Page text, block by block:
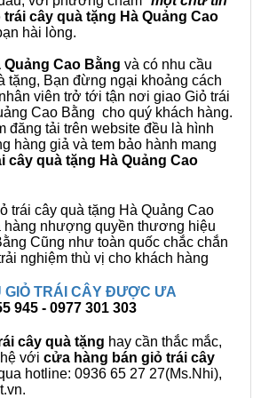
trái cây quà tặng Hà Quảng Cao
hài lòng.
Quảng Cao Bằng và có nhu cầu
tặng, Bạn đừng ngại khoảng cách
viên trở tới tận nơi giao Giỏ trái
Cao Bằng cho quý khách hàng.
đăng tải trên website đều là hình
hàng giả và tem bảo hành mang
cây quà tặng Hà Quảng Cao
trái cây quà tặng Hà Quảng Cao
hàng nhượng quyền thương hiệu
Cũng như toàn quốc chắc chắn
nghiệm thù vị cho khách hàng
GIỎ TRÁI CÂY ĐƯỢC ƯA
945 - 0977 301 303
cây quà tặng hay cần thắc mắc,
với cửa hàng bán giỏ trái cây
hotline: 0936 65 27 27(Ms.Nhi),